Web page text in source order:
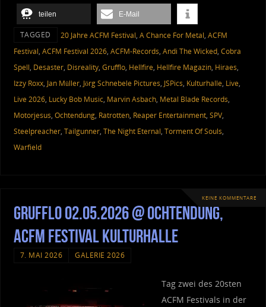
teilen E-Mail
TAGGED 20 Jahre ACFM Festival, A Chance For Metal, ACFM
Festival, ACFM Festival 2026, ACFM-Records, Andi The Wicked, Cobra
Spell, Desaster, Disreality, Grufflo, Hellfire, Hellfire Magazin, Hiraes,
Izzy Roxx, Jan Müller, Jörg Schnebele Pictures, JSPics, Kulturhalle, Live,
Live 2026, Lucky Bob Music, Marvin Asbach, Metal Blade Records,
Motorjesus, Ochtendung, Ratrotten, Reaper Entertainment, SPV,
Steelpreacher, Tailgunner, The Night Eternal, Torment Of Souls,
Warfield
KEINE KOMMENTARE
Grufflo 02.05.2026 @ Ochtendung,
ACFM Festival Kulturhalle
7. MAI 2026 GALERIE 2026
Tag zwei des 20sten
ACFM Festivals in der